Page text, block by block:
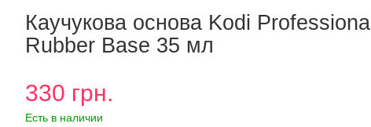
Каучукова основа Kodi Professional
Rubber Base 35 мл
330 грн.
Есть в наличии